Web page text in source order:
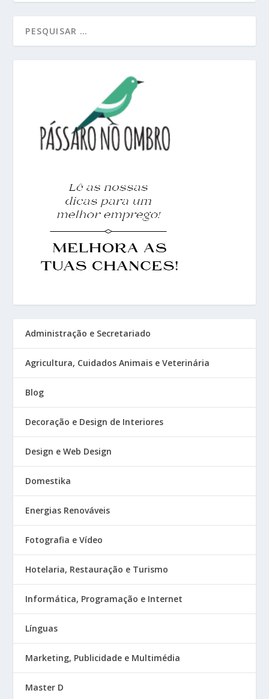
Administração e Secretariado
Agricultura, Cuidados Animais e Veterinária
Blog
Decoração e Design de Interiores
Design e Web Design
Domestika
Energias Renováveis
Fotografia e Vídeo
Hotelaria, Restauração e Turismo
Informática, Programação e Internet
Línguas
Marketing, Publicidade e Multimédia
Master D